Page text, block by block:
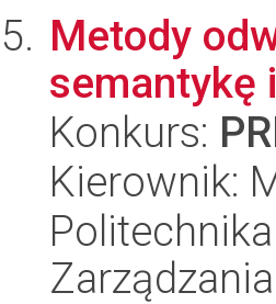
Metody
semantykę
Konkurs:
Kierownik:
Zarządzania